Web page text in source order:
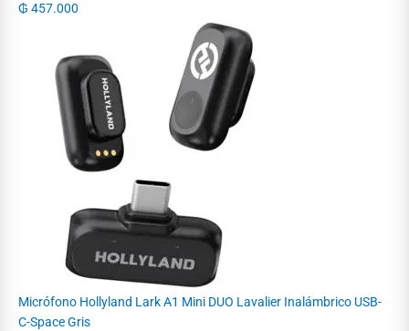
₲ 457.000
Micrófono Hollyland Lark A1 Mini DUO Lavalier Inalámbrico USB-
C-Space Gris